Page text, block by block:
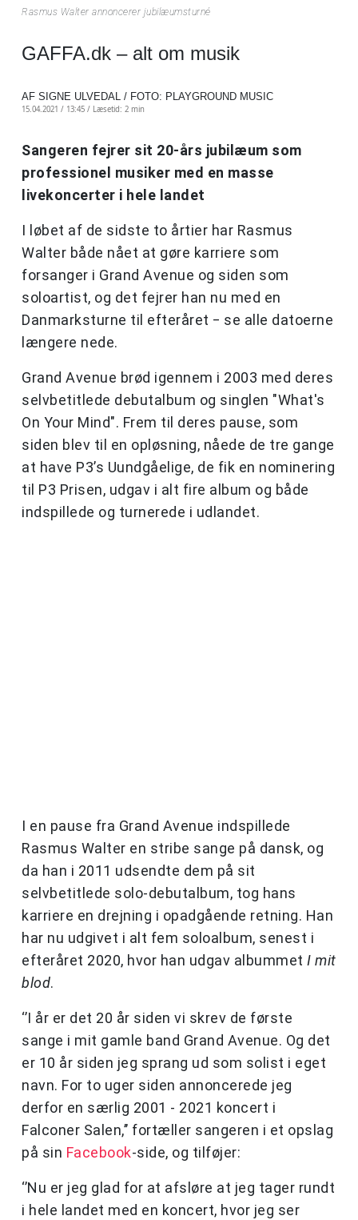
Rasmus Walter annoncerer jubilæumsturné
GAFFA.dk – alt om musik
AF SIGNE ULVEDAL / FOTO: PLAYGROUND MUSIC
15.04.2021 / 13:45 / Læsetid: 2 min
Sangeren fejrer sit 20-års jubilæum som
professionel musiker med en masse
livekoncerter i hele landet
I løbet af de sidste to årtier har Rasmus
Walter både nået at gøre karriere som
forsanger i Grand Avenue og siden som
soloartist, og det fejrer han nu med en
Danmarksturne til efteråret ‒ se alle datoerne
længere nede.
Grand Avenue brød igennem i 2003 med deres
selvbetitlede debutalbum og singlen "What's
On Your Mind". Frem til deres pause, som
siden blev til en opløsning, nåede de tre gange
at have P3’s Uundgåelige, de fik en nominering
til P3 Prisen, udgav i alt fire album og både
indspillede og turnerede i udlandet.
I en pause fra Grand Avenue indspillede
Rasmus Walter en stribe sange på dansk, og
da han i 2011 udsendte dem på sit
selvbetitlede solo-debutalbum, tog hans
karriere en drejning i opadgående retning. Han
har nu udgivet i alt fem soloalbum, senest i
efteråret 2020, hvor han udgav albummet I mit
blod.
‘’I år er det 20 år siden vi skrev de første
sange i mit gamle band Grand Avenue. Og det
er 10 år siden jeg sprang ud som solist i eget
navn. For to uger siden annoncerede jeg
derfor en særlig 2001 - 2021 koncert i
Falconer Salen,’’ fortæller sangeren i et opslag
på sin Facebook-side, og tilføjer:
‘’Nu er jeg glad for at afsløre at jeg tager rundt
i hele landet med en koncert, hvor jeg ser